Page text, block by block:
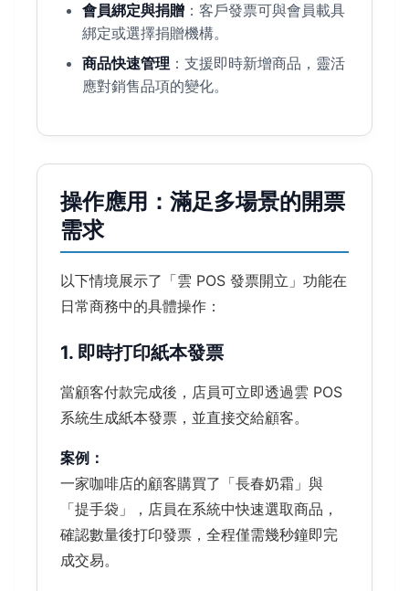
會員綁定與捐贈 ：客戶發票可與會員載具
綁定或選擇捐贈機構。
商品快速管理 ：支援即時新增商品，靈活
應對銷售品項的變化。
操作應用：滿足多場景的開票
需求
以下情境展示了「雲 POS 發票開立」功能在
日常商務中的具體操作：
1. 即時打印紙本發票
當顧客付款完成後，店員可立即透過雲 POS
系統生成紙本發票，並直接交給顧客。
案例：
一家咖啡店的顧客購買了「長春奶霜」與
「提手袋」，店員在系統中快速選取商品，
確認數量後打印發票，全程僅需幾秒鐘即完
成交易。